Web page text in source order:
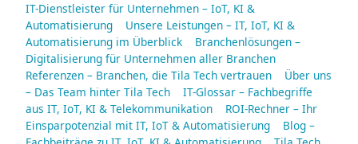
IT-Dienstleister für Unternehmen – IoT, KI &
Automatisierung
Unsere Leistungen – IT, IoT, KI &
Automatisierung im Überblick
Branchenlösungen –
Digitalisierung für Unternehmen aller Branchen
Referenzen – Branchen, die Tila Tech vertrauen
Über uns
– Das Team hinter Tila Tech
IT-Glossar – Fachbegriffe
aus IT, IoT, KI & Telekommunikation
ROI-Rechner – Ihr
Einsparpotenzial mit IT, IoT & Automatisierung
Blog –